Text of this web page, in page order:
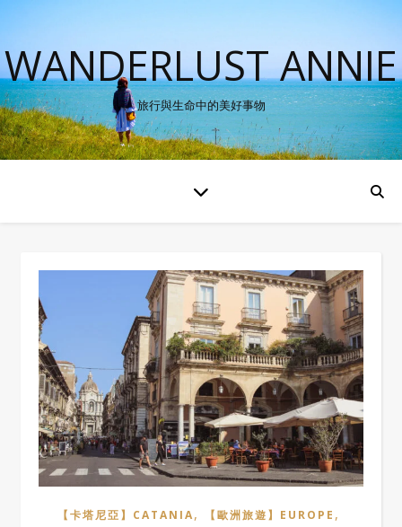
WANDERLUST ANNIE
旅行與生命中的美好事物
【卡塔尼亞】CATANIA, 【歐洲旅遊】EUROPE ,